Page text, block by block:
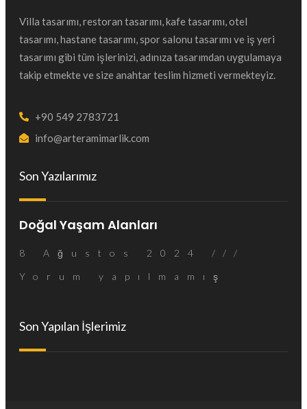
Villa tasarımı, restoran tasarımı, kafe tasarımı, otel
tasarımı, hastane tasarımı, spor salonu tasarımı ve iş yeri
tasarımı gibi tüm işlerinizi, adınıza tasarımdan uygulamaya
takip etmekte ve size anahtar teslim hizmeti vermekteyiz.
+90 549 2783721
info@arteramimarlik.com
Son Yazılarımız
Doğal Yaşam Alanları
8 Ağustos 2024
Yorum yapılmamış
Son Yapılan İşlerimiz